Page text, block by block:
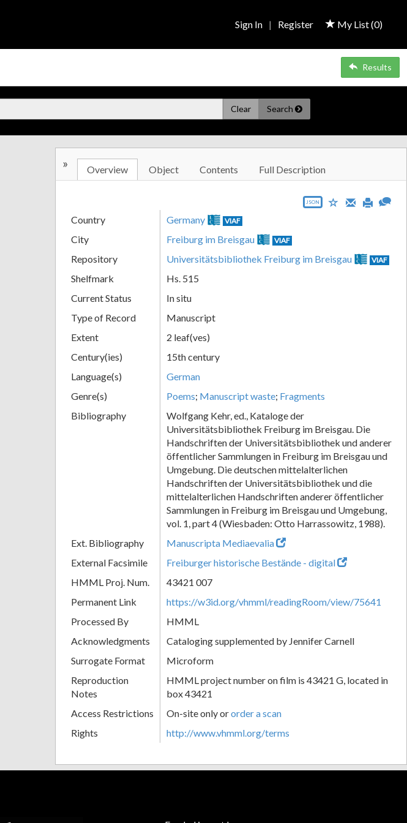
My List (0)
Sign In | Register
Results
Clear Search
» Overview Object Contents Full Description
JSON
Country Germany VIAF
City Freiburg im Breisgau VIAF
Repository Universitätsbibliothek Freiburg im Breisgau VIAF
Shelfmark
Hs. 515
Current Status
In situ
Type of Record
Manuscript
Extent
2 leaf(ves)
Century(ies)
15th century
Language(s)
German
Genre(s)
Poems; Manuscript waste; Fragments
Bibliography
Wolfgang Kehr, ed., Kataloge der
Universitätsbibliothek Freiburg im Breisgau. Die
Handschriften der Universitätsbibliothek und anderer
öffentlicher Sammlungen in Freiburg im Breisgau und
Umgebung. Die deutschen mittelalterlichen
Handschriften der Universitätsbibliothek und die
mittelalterlichen Handschriften anderer öffentlicher
Sammlungen in Freiburg im Breisgau und Umgebung,
vol. 1, part 4 (Wiesbaden: Otto Harrassowitz, 1988).
Ext. Bibliography
Manuscripta Mediaevalia
External Facsimile
Freiburger historische Bestände - digital
HMML Proj. Num.
43421 007
Permanent Link
https://w3id.org/vhmml/readingRoom/view/75641
Processed By
HMML
Acknowledgments
Cataloging supplemented by Jennifer Carnell
Surrogate Format
Microform
Reproduction
Notes
HMML project number on film is 43421 G, located in
box 43421
Access Restrictions
On-site only ororder a scan
Rights
http://www.vhmml.org/terms